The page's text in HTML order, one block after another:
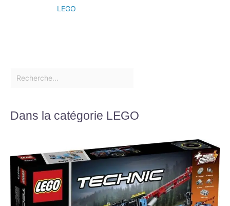
LEGO
Dans la catégorie LEGO